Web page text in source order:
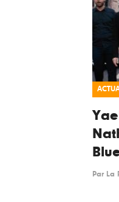
Par La